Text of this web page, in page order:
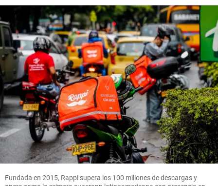
Fundada en 2015, Rappi supera los 100 millones de descargas y